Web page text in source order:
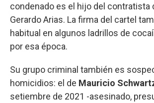
condenado es el hijo del contratista
Gerardo Arias. La firma del cartel
habitual en algunos ladrillos de
por esa época.
Su grupo criminal también es
homicidios: el de Mauricio
setiembre de 2021 -asesinado,